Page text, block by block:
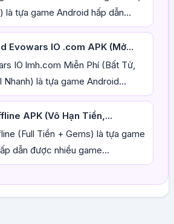
là tựa game Android hấp dẫn...
Evowars IO .com APK (Mở...
IO lmh.com Miễn Phí (Bất Tử,
Nhanh) là tựa game Android...
APK (Vô Hạn Tiền,...
(Full Tiền + Gems) là tựa game
dẫn được nhiều game...